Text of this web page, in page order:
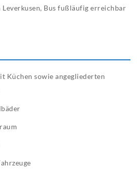
Leverkusen, Bus fußläufig erreichbar
Küchen sowie angegliederten